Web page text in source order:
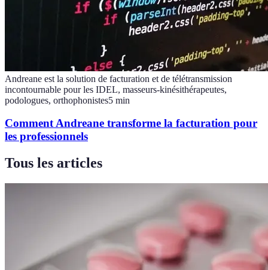
Andreane est la solution de facturation et de télétransmission
incontournable pour les IDEL, masseurs-kinésithérapeutes,
podologues, orthophonistes5 min
Comment Andreane transforme la facturation pour
les professionnels
Tous les articles